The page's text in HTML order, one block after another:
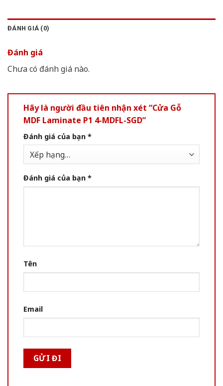
ĐÁNH GIÁ (0)
Đánh giá
Chưa có đánh giá nào.
Hãy là người đầu tiên nhận xét “Cửa Gỗ
MDF Laminate P1 4-MDFL-SGD”
Đánh giá của bạn *
Đánh giá của bạn *
Tên
Email